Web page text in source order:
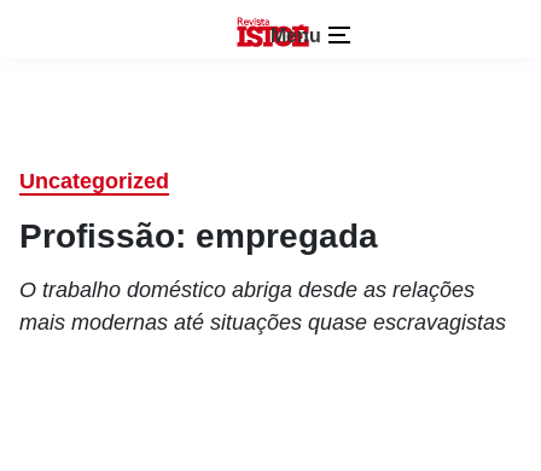
Menu
Uncategorized
Profissão: empregada
O trabalho doméstico abriga desde as relações
mais modernas até situações quase escravagistas